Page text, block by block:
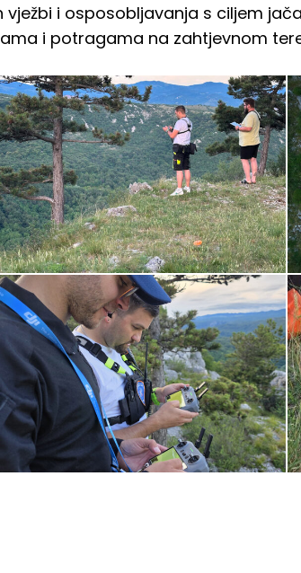
vježbi i osposobljavanja s ciljem
i potragama na zahtjevnom